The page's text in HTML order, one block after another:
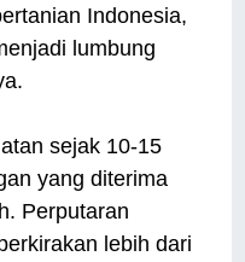
Indonesia,
lumbung
sejak 10-15
yang diterima
Perputaran
lebih dari